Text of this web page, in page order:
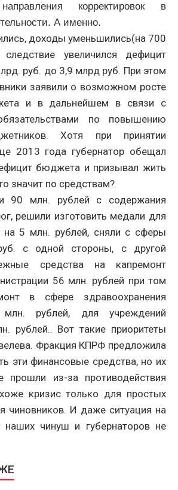
корректировок в
А именно.
доходы уменьшились(на 700
увеличился дефицит
руб. до 3,9 млрд руб. При этом
заявили о возможном росте
и в дальнейшем в связи с
по повышению
Хотя при принятии
2013 года губернатор обещал
бюджета и призывал жить
значит по средствам?
90 млн. рублей с содержания
решили изготовить медали для
5 млн. рублей, сняли с сферы
с одной стороны, с другой
средства на капремонт
56 млн. рублей при том
в сфере здравоохранения
рублей, для учреждений
рублей.. Вот такие приоритеты
Фракция КПРФ предложила
эти финансовые средства, но их
прошли из-за противодействия
кризис только для простых
чиновников. И даже ситуация на
наших чинуш и губернаторов не